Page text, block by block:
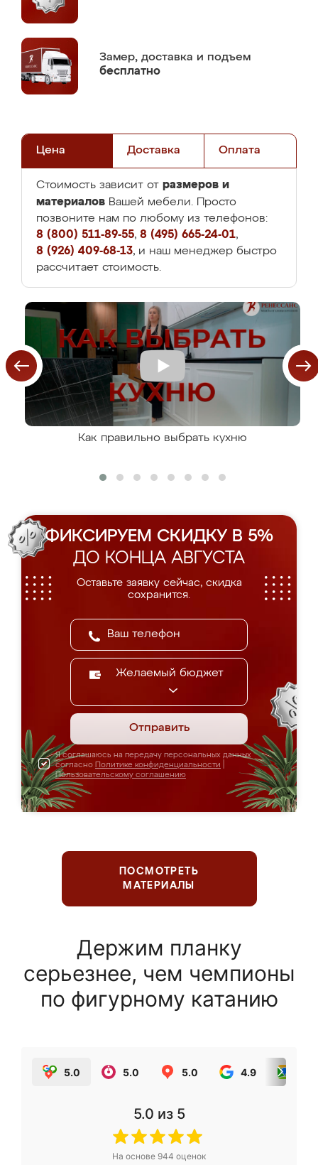
Замер, доставка и подъем
бесплатно
Цена Доставка Оплата
Стоимость зависит от размеров и
материалов Вашей мебели. Просто
позвоните нам по любому из телефонов:
8 (800) 511-89-55, 8 (495) 665-24-01,
8 (926) 409-68-13, и наш менеджер быстро
рассчитает стоимость.
Как правильно выбрать кухню
ФИКСИРУЕМ СКИДКУ В 5%
ДО КОНЦА АВГУСТА
Оставьте заявку сейчас, скидка
сохранится.
Желаемый бюджет
Отправить
Я соглашаюсь на передачу персональных данных
согласно Политике конфиденциальности
Пользовательскому соглашению
ПОСМОТРЕТЬ
МАТЕРИАЛЫ
Держим планку
серьезнее, чем чемпионы
по фигурному катанию
5.0 5.0 5.0 4.9
5.0 из 5
На основе 944 оценок